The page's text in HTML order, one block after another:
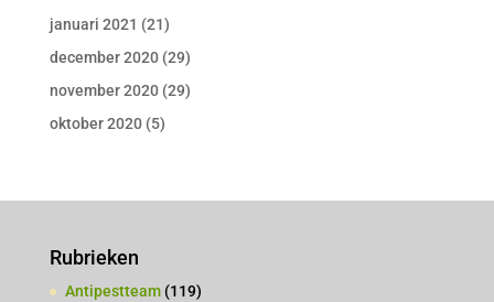
januari 2021 (21)
december 2020(29)
november 2020(29)
oktober 2020(5)
Rubrieken
Antipestteam(119)